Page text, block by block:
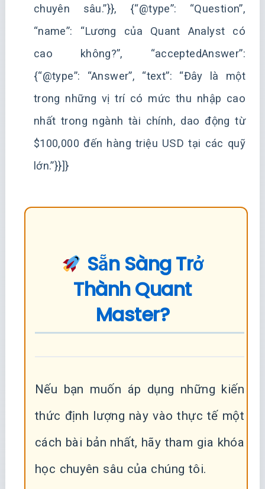
chuyên sâu.”}}, {“@type”: “Question”,
“name”: “Lương của Quant Analyst có
cao không?”, “acceptedAnswer”:
{“@type”: “Answer”, “text”: “Đây là một
trong những vị trí có mức thu nhập cao
nhất trong ngành tài chính, dao động từ
$100,000 đến hàng triệu USD tại các quỹ
lớn.”}}]}
Sẵn Sàng Trở
Thành Quant
Master?
Nếu bạn muốn áp dụng những kiến
thức định lượng này vào thực tế một
cách bài bản nhất, hãy tham gia khóa
học chuyên sâu của chúng tôi.